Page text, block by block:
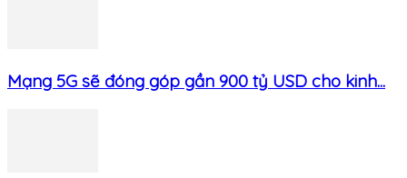
Mạng 5G sẽ đóng góp gần 900 tỷ USD cho kinh...